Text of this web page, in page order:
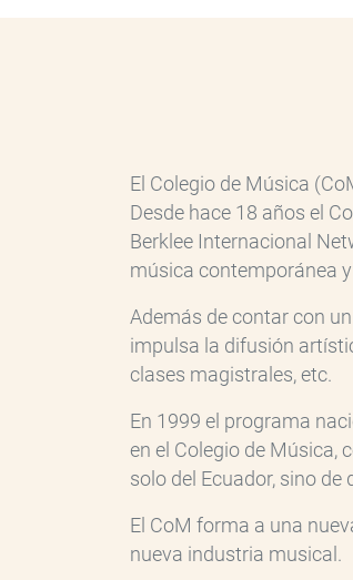
El Colegio de Música
Desde hace 18 años el
Berklee Internacional
música contemporánea
Además de contar con
impulsa la difusión
clases magistrales, etc.
En 1999 el programa
en el Colegio de Música,
solo del Ecuador, sino
El CoM forma a una
nueva industria musical.